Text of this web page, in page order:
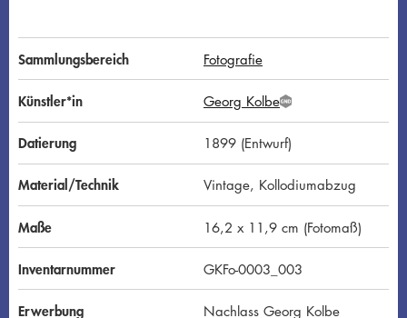
Sammlungsbereich Fotografie
Künstler*in Georg KolbeG
N
D
Datierung 1899 (Entwurf)
Material/Technik Vintage, Kollodiumabzug
Maße 16,2 x 11,9 cm (Fotomaß)
Inventarnummer GKFo-0003_003
Erwerbung Nachlass Georg Kolbe